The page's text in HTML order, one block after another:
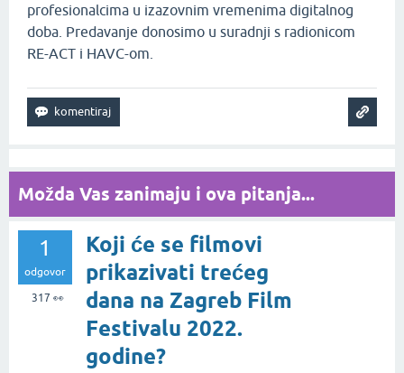
profesionalcima u izazovnim vremenima digitalnog
doba. Predavanje donosimo u suradnji s radionicom
RE-ACT i HAVC-om.
Možda Vas zanimaju i ova pitanja...
1
odgovor
317 👀
Koji će se filmovi
prikazivati trećeg
dana na Zagreb Film
Festivalu 2022.
godine?